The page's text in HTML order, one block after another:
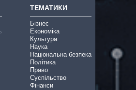
ТЕМАТИКИ
Бізнес
Економіка
Культура
Наука
Національна безпека
Політика
Право
Суспільство
Фінанси